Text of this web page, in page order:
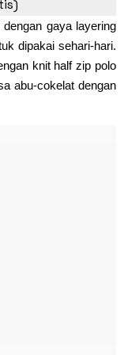
gaya layering
dipakai sehari-hari.
knit half zip polo
abu-cokelat dengan